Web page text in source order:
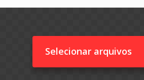
Selecionar arquivos